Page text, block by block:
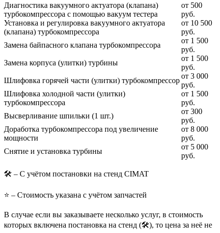
Диагностика вакуумного актуатора (клапана)
турбокомпрессора с помощью вакуум тестера
от 500
руб.
Установка и регулировка вакуумного актуатора
(клапана) турбокомпрессора
от 10 500
руб.
Замена байпасного клапана турбокомпрессора
от 1 500
руб.
Замена корпуса (улитки) турбины
от 1 500
руб.
Шлифовка горячей части (улитки) турбокомпрессор
от 3 000
руб.
Шлифовка холодной части (улитки)
турбокомпрессора
от 1 500
руб.
Высверливание шпильки (1 шт.)
от 300
руб.
Доработка турбокомпрессора под увеличение
мощности
от 8 000
руб.
Снятие и установка турбины
от 5 000
руб.
🛠️ – С учётом постановки на стенд CIMAT
⭐ – Стоимость указана с учётом запчастей
В случае если вы заказываете несколько услуг, в стоимость
которых включена постановка на стенд (🛠️), то цена за неё не